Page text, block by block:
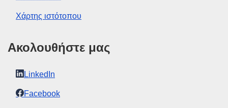
Χάρτης ιστότοπου
Ακολουθήστε μας
LinkedIn
Facebook